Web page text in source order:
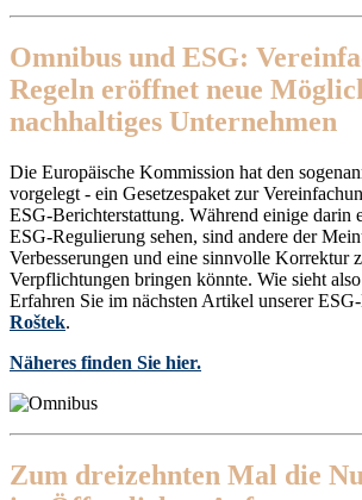
Omnibus und ESG:
Regeln eröffnet neue
nachhaltiges Unternehmen
Die Europäische Kommission hat den
vorgelegt - ein Gesetzespaket zur
ESG-Berichterstattung. Während einige darin
ESG-Regulierung sehen, sind andere der
Verbesserungen und eine sinnvolle Korrektur
Verpflichtungen bringen könnte. Wie sieht
Erfahren Sie im nächsten Artikel unserer
Roštek.
Näheres finden Sie hier.
Zum dreizehnten Mal die